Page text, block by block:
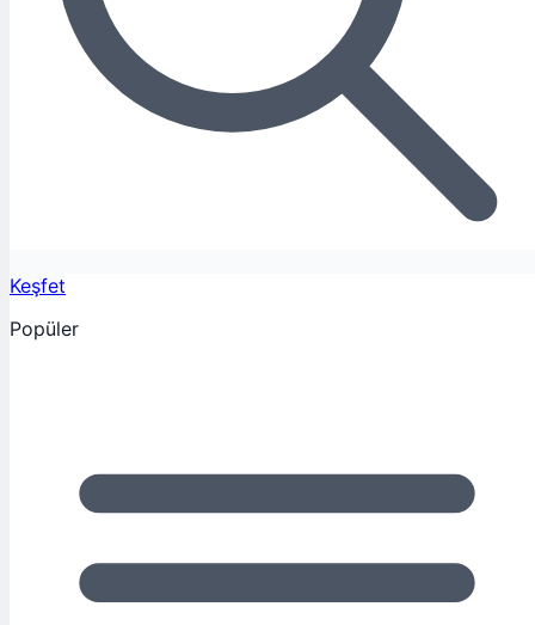
Keşfet
Popüler